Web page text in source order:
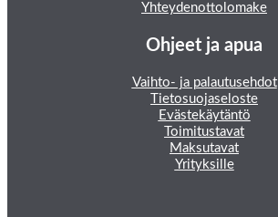
Yhteydenottolomake
Ohjeet ja apua
Vaihto- ja palautusehdot
Tietosuojaseloste
Evästekäytäntö
Toimitustavat
Maksutavat
Yrityksille